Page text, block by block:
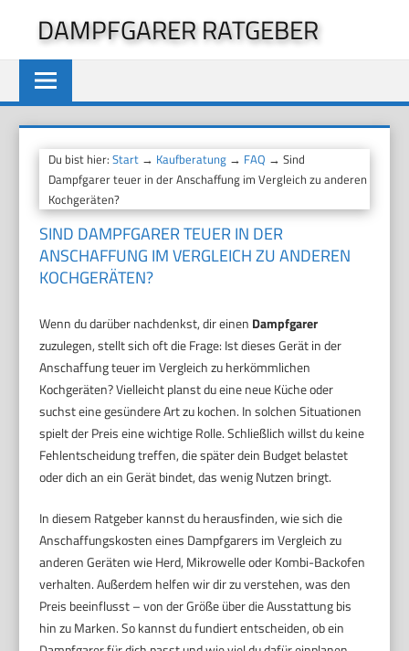
springen
DAMPFGARER RATGEBER
Du bist hier:Start → Kaufberatung → FAQ → Sind
Dampfgarer teuer in der Anschaffung im Vergleich zu anderen
Kochgeräten?
SIND DAMPFGARER TEUER IN DER
ANSCHAFFUNG IM VERGLEICH ZU ANDEREN
KOCHGERÄTEN?
Wenn du darüber nachdenkst, dir einen Dampfgarer
zuzulegen, stellt sich oft die Frage: Ist dieses Gerät in der
Anschaffung teuer im Vergleich zu herkömmlichen
Kochgeräten? Vielleicht planst du eine neue Küche oder
suchst eine gesündere Art zu kochen. In solchen Situationen
spielt der Preis eine wichtige Rolle. Schließlich willst du keine
Fehlentscheidung treffen, die später dein Budget belastet
oder dich an ein Gerät bindet, das wenig Nutzen bringt.
In diesem Ratgeber kannst du herausfinden, wie sich die
Anschaffungskosten eines Dampfgarers im Vergleich zu
anderen Geräten wie Herd, Mikrowelle oder Kombi-Backofen
verhalten. Außerdem helfen wir dir zu verstehen, was den
Preis beeinflusst – von der Größe über die Ausstattung bis
hin zu Marken. So kannst du fundiert entscheiden, ob ein